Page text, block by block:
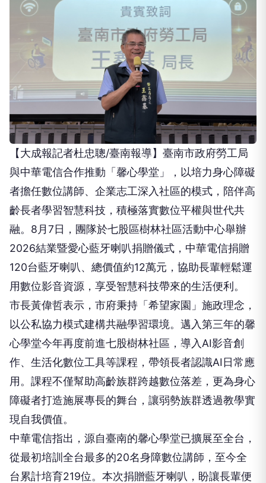
【大成報記者杜忠聰/臺南報導】臺南市政府勞工局
與中華電信合作推動「馨心學堂」，以培力身心障礙
者擔任數位講師、企業志工深入社區的模式，陪伴高
齡長者學習智慧科技，積極落實數位平權與世代共
融。8月7日，團隊於七股區樹林社區活動中心舉辦
2026結業暨愛心藍牙喇叭捐贈儀式，中華電信捐贈
120台藍牙喇叭、總價值約12萬元，協助長輩輕鬆運
用數位影音資源，享受智慧科技帶來的生活便利。
市長黃偉哲表示，市府秉持「希望家園」施政理念，
以公私協力模式建構共融學習環境。邁入第三年的馨
心學堂今年再度前進七股樹林社區，導入AI影音創
作、生活化數位工具等課程，帶領長者認識AI日常應
用。課程不僅幫助高齡族群跨越數位落差，更為身心
障礙者打造施展專長的舞台，讓弱勢族群透過教學實
現自我價值。
中華電信指出，源自臺南的馨心學堂已擴展至全台，
從最初培訓全台最多的20名身障數位講師，至今全
台累計培育219位。本次捐贈藍牙喇叭，盼讓長輩便